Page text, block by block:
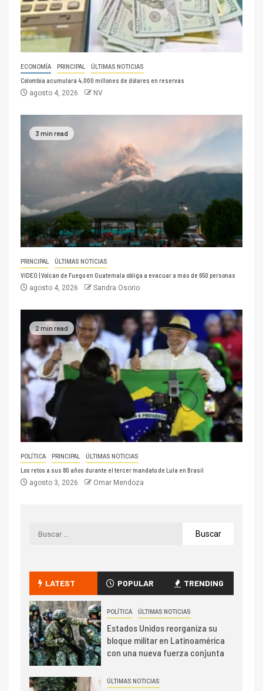
ECONOMÍA PRINCIPAL ÚLTIMAS NOTICIAS
Colombia acumulará 4,000 millones de dólares en reservas
agosto 4, 2026 NV
3 min read
PRINCIPAL ÚLTIMAS NOTICIAS
VIDEO | Volcán de Fuego en Guatemala obliga a evacuar a más de 650 personas
agosto 4, 2026 Sandra Osorio
2 min read
POLÍTICA PRINCIPAL ÚLTIMAS NOTICIAS
Los retos a sus 80 años durante el tercer mandato de Lula en Brasil
agosto 3, 2026 Omar Mendoza
LATEST POPULAR TRENDING
POLÍTICA ÚLTIMAS NOTICIAS
Estados Unidos reorganiza su
bloque militar en Latinoamérica
con una nueva fuerza conjunta
ÚLTIMAS NOTICIAS